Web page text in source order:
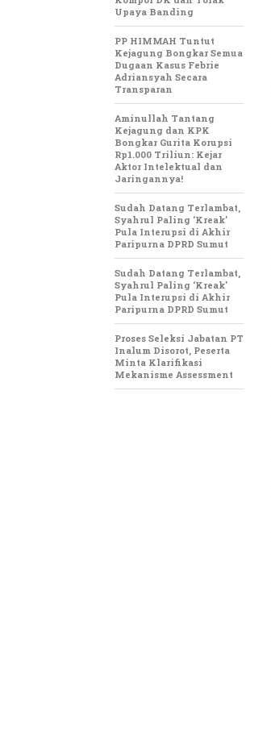
Upaya Banding
PP HIMMAH Tuntut
Kejagung Bongkar Semua
Dugaan Kasus Febrie
Adriansyah Secara
Transparan
Aminullah Tantang
Kejagung dan KPK
Bongkar Gurita Korupsi
Rp1.000 Triliun: Kejar
Aktor Intelektual dan
Jaringannya!
Sudah Datang Terlambat,
Syahrul Paling ‘Kreak’
Pula Interupsi di Akhir
Paripurna DPRD Sumut
Sudah Datang Terlambat,
Syahrul Paling ‘Kreak’
Pula Interupsi di Akhir
Paripurna DPRD Sumut
Proses Seleksi Jabatan PT
Inalum Disorot, Peserta
Minta Klarifikasi
Mekanisme Assessment